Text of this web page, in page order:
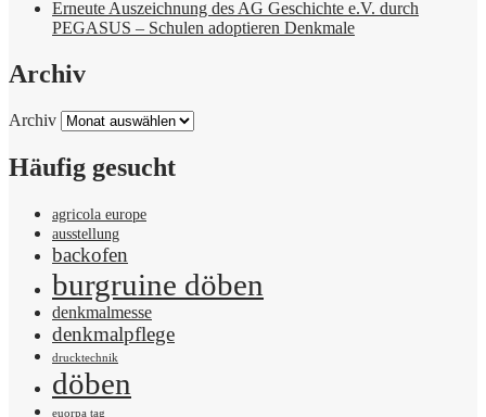
Erneute Auszeichnung des AG Geschichte e.V. durch
PEGASUS – Schulen adoptieren Denkmale
Archiv
Archiv
Häufig gesucht
agricola europe
ausstellung
backofen
burgruine döben
denkmalmesse
denkmalpflege
drucktechnik
döben
euorpa tag